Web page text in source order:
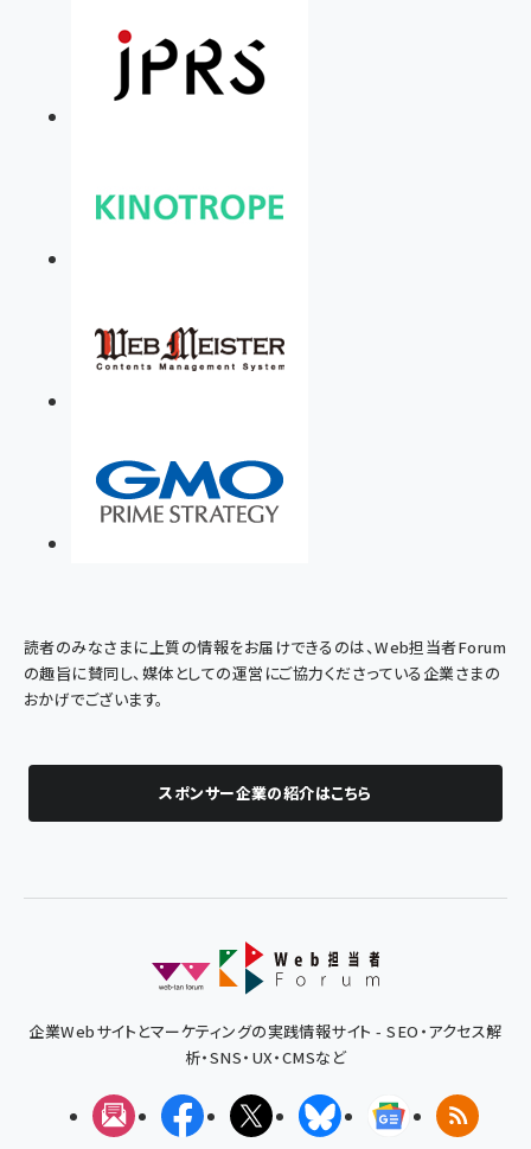
読者のみなさまに上質の情報をお届けできるのは、Web担当者Forum
の趣旨に賛同し、媒体としての運営にご協力くださっている企業さまの
おかげでございます。
スポンサー企業の紹介はこちら
企業Webサイトとマーケティングの実践情報サイト - SEO・アクセス解
析・SNS・UX・CMSなど
メルマガFacebookX(エックス)BlueskyGoogleニュ
RSS